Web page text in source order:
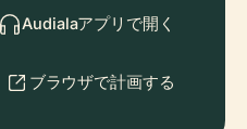
Audialaアプリで開く
ブラウザで計画する